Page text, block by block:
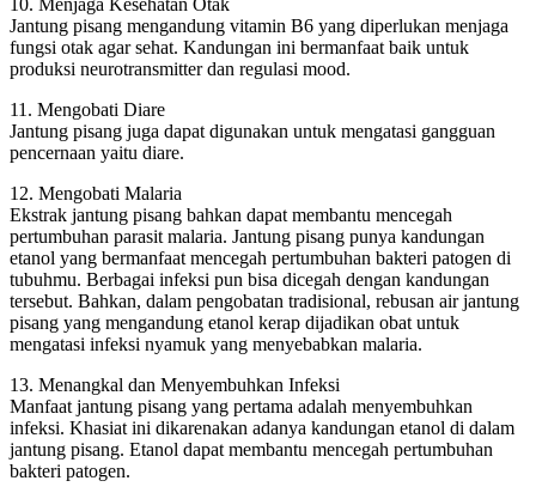
Jantung pisang mengandung vitamin B6 yang diperlukan menjaga
fungsi otak agar sehat. Kandungan ini bermanfaat baik untuk
produksi neurotransmitter dan regulasi mood.
11. Mengobati Diare
Jantung pisang juga dapat digunakan untuk mengatasi gangguan
pencernaan yaitu diare.
12. Mengobati Malaria
Ekstrak jantung pisang bahkan dapat membantu mencegah
pertumbuhan parasit malaria. Jantung pisang punya kandungan
etanol yang bermanfaat mencegah pertumbuhan bakteri patogen di
tubuhmu. Berbagai infeksi pun bisa dicegah dengan kandungan
tersebut. Bahkan, dalam pengobatan tradisional, rebusan air jantung
pisang yang mengandung etanol kerap dijadikan obat untuk
mengatasi infeksi nyamuk yang menyebabkan malaria.
13. Menangkal dan Menyembuhkan Infeksi
Manfaat jantung pisang yang pertama adalah menyembuhkan
infeksi. Khasiat ini dikarenakan adanya kandungan etanol di dalam
jantung pisang. Etanol dapat membantu mencegah pertumbuhan
bakteri patogen.